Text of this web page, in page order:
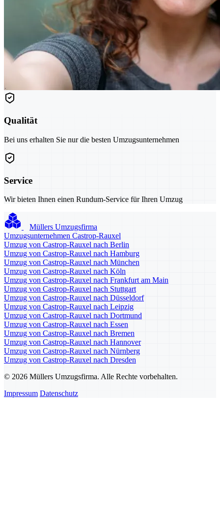
Qualität
Bei uns erhalten Sie nur die besten Umzugsunternehmen
Service
Wir bieten Ihnen einen Rundum-Service für Ihren Umzug
Müllers Umzugsfirma
Umzugsunternehmen Castrop-Rauxel
Umzug von Castrop-Rauxel nach Berlin
Umzug von Castrop-Rauxel nach Hamburg
Umzug von Castrop-Rauxel nach München
Umzug von Castrop-Rauxel nach Köln
Umzug von Castrop-Rauxel nach Frankfurt am Main
Umzug von Castrop-Rauxel nach Stuttgart
Umzug von Castrop-Rauxel nach Düsseldorf
Umzug von Castrop-Rauxel nach Leipzig
Umzug von Castrop-Rauxel nach Dortmund
Umzug von Castrop-Rauxel nach Essen
Umzug von Castrop-Rauxel nach Bremen
Umzug von Castrop-Rauxel nach Hannover
Umzug von Castrop-Rauxel nach Nürnberg
Umzug von Castrop-Rauxel nach Dresden
© 2026 Müllers Umzugsfirma. Alle Rechte vorbehalten.
Impressum Datenschutz